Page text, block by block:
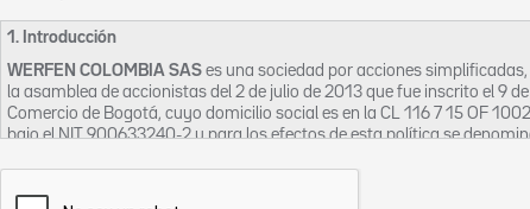
1. Introducción
WERFEN COLOMBIA SAS es una sociedad por acciones
la asamblea de accionistas del 2 de julio de 2013 que fue inscrito el 9
Comercio de Bogotá, cuyo domicilio social es en la CL 116 7 15 OF
bajo el NIT 900633240-2 y para los efectos de esta política se
La Empresa, en aras a garantizar el derecho constitucional de habeas